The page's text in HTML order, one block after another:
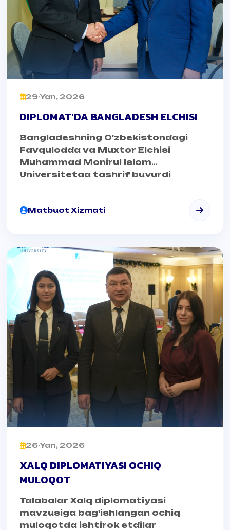
29-Yan, 2026
DIPLOMAT'DA BANGLADESH ELCHISI
Bangladeshning O'zbekistondagi
Favqulodda va Muxtor Elchisi
Muhammad Monirul Islom
Universitetga tashrif buyurdi
Matbuot Xizmati
26-Yan, 2026
XALQ DIPLOMATIYASI OCHIQ
MULOQOT
Talabalar Xalq diplomatiyasi
mavzusiga bag'ishlangan ochiq
muloqotda ishtirok etdilar